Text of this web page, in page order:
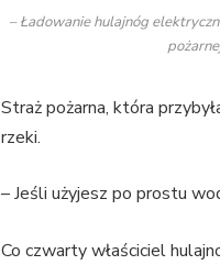
– Ładowanie hulajnóg
Straż pożarna, która
rzeki.
– Jeśli użyjesz po prostu
Co czwarty właściciel